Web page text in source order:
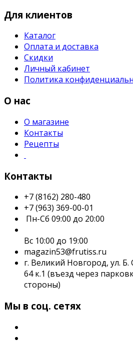
Для клиентов
Каталог
Оплата и доставка
Скидки
Личный кабинет
Политика
О нас
О магазине
Контакты
Рецепты
Контакты
+7 (8162) 280-480
+7 (963) 369-00-01
Пн-Сб 09:00 до 20:00
Вс 10:00 до 19:00
magazin53@frutiss.ru
г. Великий Новгород, ул. Б.
64 к.1 (въезд через
стороны)
Мы в соц. сетях